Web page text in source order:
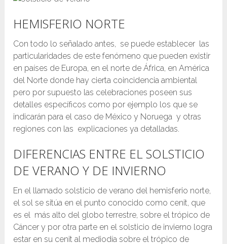
HEMISFERIO NORTE
Con todo lo señalado antes, se puede establecer las
particularidades de este fenómeno que pueden existir
en países de Europa, en el norte de África, en América
del Norte donde hay cierta coincidencia ambiental
pero por supuesto las celebraciones poseen sus
detalles específicos como por ejemplo los que se
indicarán para el caso de México y Noruega y otras
regiones con las explicaciones ya detalladas.
DIFERENCIAS ENTRE EL SOLSTICIO
DE VERANO Y DE INVIERNO
En el llamado solsticio de verano del hemisferio norte,
el sol se sitúa en el punto conocido como cenit, que
es el más alto del globo terrestre, sobre el trópico de
Cáncer y por otra parte en el solsticio de invierno logra
estar en su cenit al mediodía sobre el trópico de